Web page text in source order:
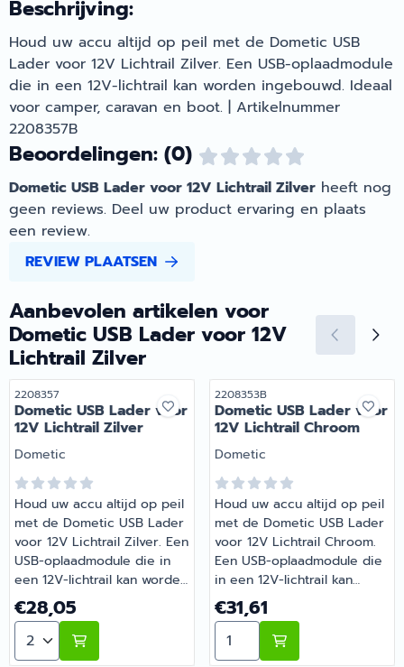
Beschrijving:
Houd uw accu altijd op peil met de Dometic USB
Lader voor 12V Lichtrail Zilver. Een USB-oplaadmodule
die in een 12V-lichtrail kan worden ingebouwd. Ideaal
voor camper, caravan en boot. | Artikelnummer
2208357B
Beoordelingen: (0)
Dometic USB Lader voor 12V Lichtrail Zilver heeft nog
geen reviews. Deel uw product ervaring en plaats
een review.
REVIEW PLAATSEN
Aanbevolen artikelen voor
Dometic USB Lader voor 12V
Lichtrail Zilver
Artikelnummer
2208357
Dometic USB Lader voor
12V Lichtrail Zilver
Merk:
Dometic
Houd uw accu altijd op peil
met de Dometic USB Lader
voor 12V Lichtrail Zilver. Een
USB-oplaadmodule die in
een 12V-lichtrail kan worden
ingebouwd. Ideaal voor
camper, caravan en boot. |
Artikelnummer 2208357
Prijs: 28,05
€28,05
Aantal kiezen voor Dometic USB Lader voor 12V
Artikelnummer
2208353B
Dometic USB Lader voor
12V Lichtrail Chroom
Merk:
Dometic
Houd uw accu altijd op peil
met de Dometic USB Lader
voor 12V Lichtrail Chroom.
Een USB-oplaadmodule die
in een 12V-lichtrail kan
worden ingebouwd. Ideaal
voor camper, caravan en
boot. | Artikelnummer
2208353B
Prijs: 31,61
€31,61
Aantal kiezen voor